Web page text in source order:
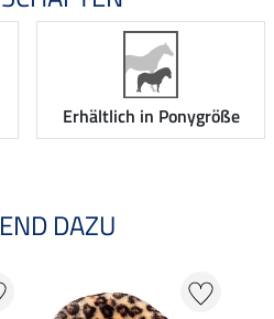
Erhältlich in Ponygröße
DAZU